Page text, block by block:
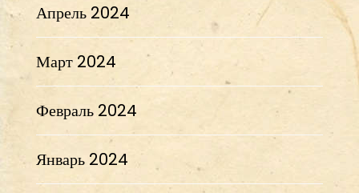
Апрель 2024
Март 2024
Февраль 2024
Январь 2024